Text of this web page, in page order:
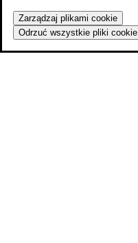
Zarządzaj plikami cookie
Odrzuć wszystkie pliki cookie